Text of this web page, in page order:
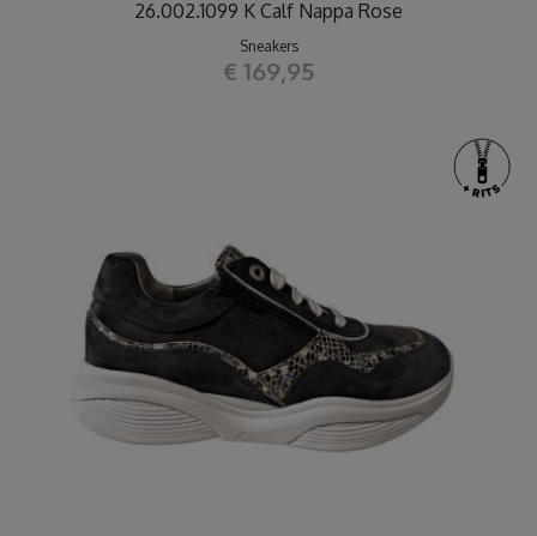
26.002.1099 K Calf Nappa Rose
Sneakers
€ 169,95